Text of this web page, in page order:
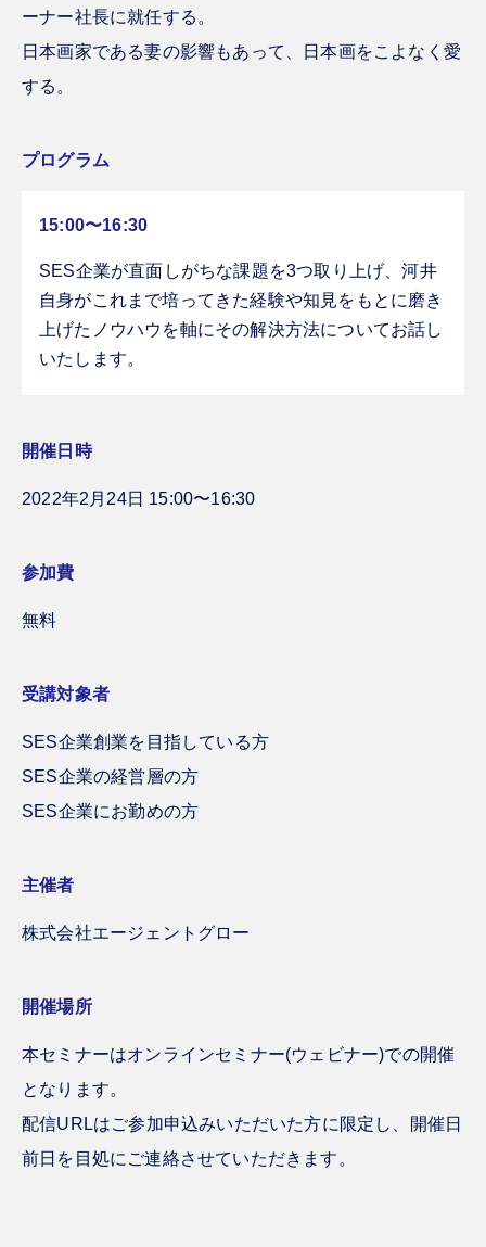
ーナー社長に就任する。
日本画家である妻の影響もあって、日本画をこよなく愛
する。
プログラム
15:00〜16:30
SES企業が直面しがちな課題を3つ取り上げ、河井
自身がこれまで培ってきた経験や知見をもとに磨き
上げたノウハウを軸にその解決方法についてお話し
いたします。
開催日時
2022年2月24日 15:00〜16:30
参加費
無料
受講対象者
SES企業創業を目指している方
SES企業の経営層の方
SES企業にお勤めの方
主催者
株式会社エージェントグロー
開催場所
本セミナーはオンラインセミナー(ウェビナー)での開催
となります。
配信URLはご参加申込みいただいた方に限定し、開催日
前日を目処にご連絡させていただきます。